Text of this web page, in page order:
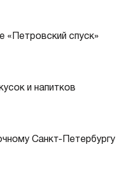
«Петровский спуск»
и напитков
Санкт-Петербургу